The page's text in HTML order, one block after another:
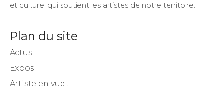
et culturel qui soutient les artistes de notre territoire.
Plan du site
Actus
Expos
Artiste en vue !